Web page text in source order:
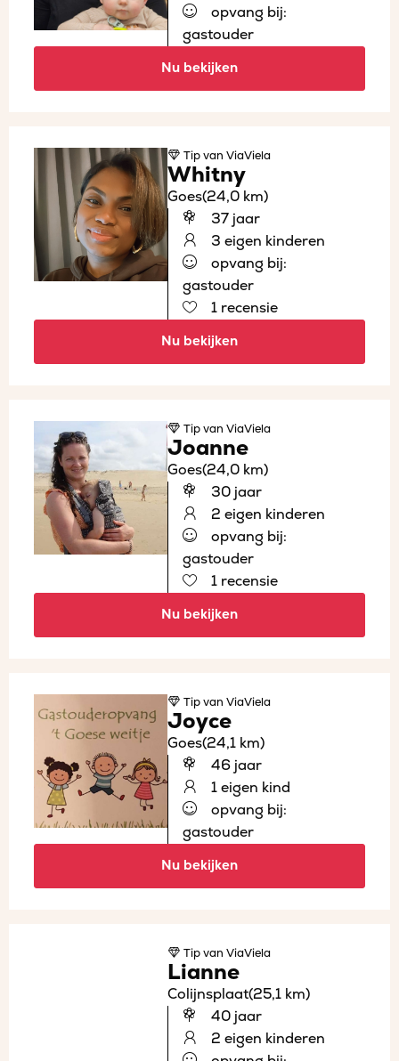
opvang bij:
gastouder
Nu bekijken
Tipvan ViaViela
Whitny
Goes(24,0 km)
37 jaar
3 eigen kinderen
opvang bij:
gastouder
1 recensie
Nu bekijken
Tipvan ViaViela
Joanne
Goes(24,0 km)
30 jaar
2 eigen kinderen
opvang bij:
gastouder
1 recensie
Nu bekijken
Tipvan ViaViela
Joyce
Goes(24,1 km)
46 jaar
1 eigen kind
opvang bij:
gastouder
Nu bekijken
Tipvan ViaViela
Lianne
Colijnsplaat(25,1 km)
40 jaar
2 eigen kinderen